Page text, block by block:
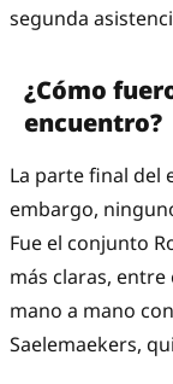
segunda
¿Cómo
encuentro?
La parte final del
embargo,
Fue el conjunto
más claras,
mano a mano
Saelemaekers,